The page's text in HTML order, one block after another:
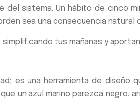
del sistema. Un hábito de cinco
sea una consecuencia
tus mañanas y
es una herramienta de
un azul marino parezca negro,